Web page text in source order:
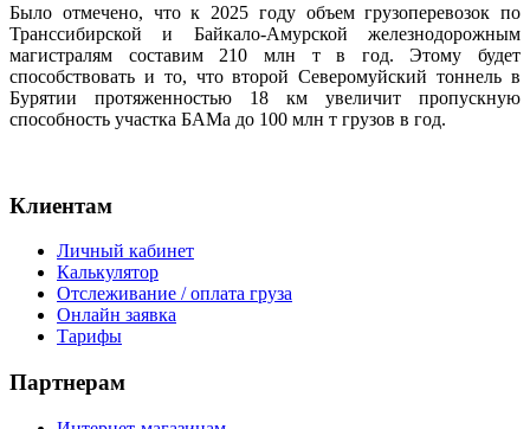
Было отмечено, что к 2025 году объем грузоперевозок по
Транссибирской и Байкало-Амурской железнодорожным
магистралям составим 210 млн т в год. Этому будет
способствовать и то, что второй Северомуйский тоннель в
Бурятии протяженностью 18 км увеличит пропускную
способность участка БАМа до 100 млн т грузов в год.
Клиентам
Личный кабинет
Калькулятор
Отслеживание / оплата груза
Онлайн заявка
Тарифы
Партнерам